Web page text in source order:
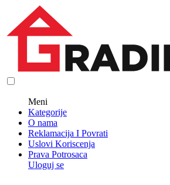
Meni
Kategorije
O nama
Reklamacija I Povrati
Uslovi Koriscenja
Prava Potrosaca
Uloguj se